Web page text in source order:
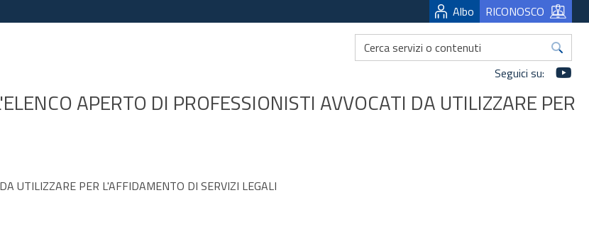
Albo RICONOSCO
Seguici su:
APERTO DI PROFESSIONISTI AVVOCATI DA UTILIZZARE PER
UTILIZZARE PER L'AFFIDAMENTO DI SERVIZI LEGALI